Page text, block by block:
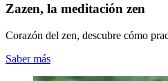
Zazen, la meditación zen
Corazón del zen, descubre cómo
Saber más